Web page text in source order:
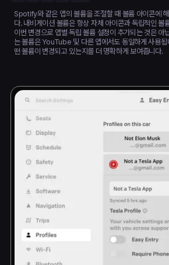
Spotify와 같은 앱의 볼륨을 조절할 때 볼륨 아이콘에
다. 내비게이션 볼륨은 항상 자체 아이콘과 독립적인 볼
이번 변경으로 앱별 독립 볼륨 설정이 추가되는 것은
는 볼륨은 YouTube 및 다른 앱에서도 동일하게 사용됩
떤 볼륨이 변경되고 있는지를 더 명확하게 보여줍니다.